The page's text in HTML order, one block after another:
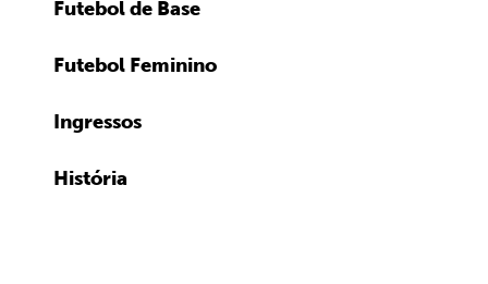
Futebol de Base
Futebol Feminino
Ingressos
História